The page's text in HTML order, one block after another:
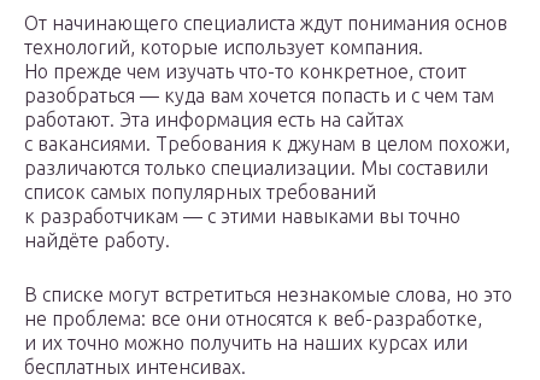
От начинающего специалиста ждут понимания основ
технологий, которые использует компания.
Но прежде чем изучать что-то конкретное, стоит
разобраться — куда вам хочется попасть и с чем там
работают. Эта информация есть на сайтах
с вакансиями. Требования к джунам в целом похожи,
различаются только специализации. Мы составили
список самых популярных требований
к разработчикам — с этими навыками вы точно
найдёте работу.
В списке могут встретиться незнакомые слова, но это
не проблема: все они относятся к веб-разработке,
и их точно можно получить на наших курсах или
бесплатных интенсивах.